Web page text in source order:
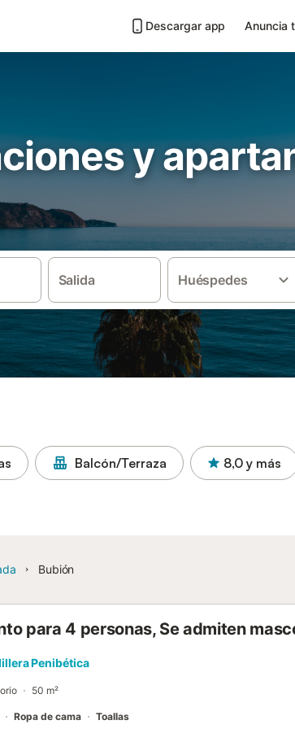
Descargar app Anuncia
y
Salida Huéspedes
Balcón/Terraza 8,0 y más
Bubión
para 4 personas, Se admiten
Penibética
50 m²
Ropa de cama Toallas